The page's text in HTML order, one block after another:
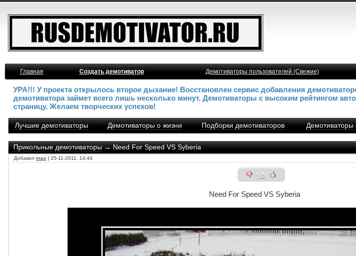
Главная
Создать демотиватор Демотиваторы пользователей (Свежие)
УРА!!! У проекта открылось второе дыхание! Восстановлен сервис добавления
демотиватора займет всего лишь несколько минут. Демотиваторы с высоким рейтингом
страницу. Желаем творческих успехов!
Лучшие демотиваторы Демотиваторы о жизни Подборки демотиваторов Демотиваторы
Прикольные демотиваторы→ Need For Speed VS Syberia
Добавил max | 25-11-2011, 14:44
+29
Need For Speed VS Syberia